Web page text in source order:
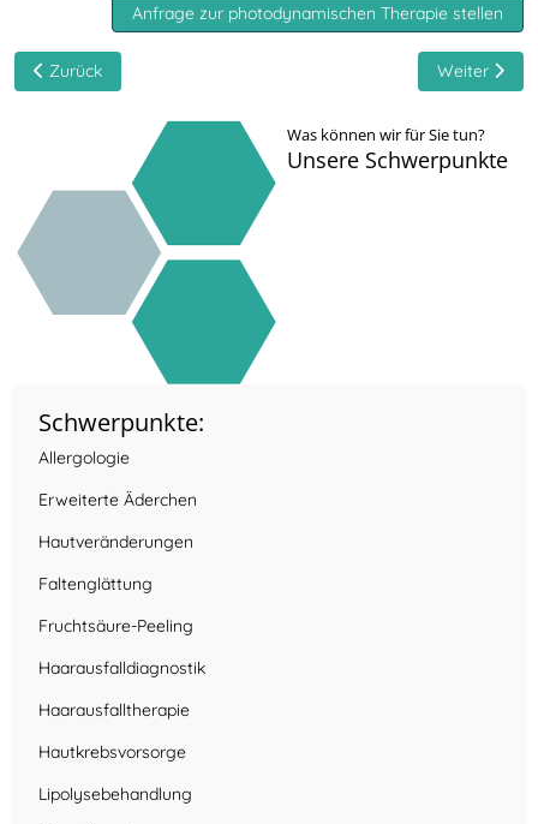
Anfrage zur photodynamischen Therapie stellen
Vorheriger Beitrag: Operative Dermatologie
Zurück Nächster
Weiter
Was können wir für Sie tun?
Unsere Schwerpunkte
Schwerpunkte:
Allergologie
Erweiterte Äderchen
Hautveränderungen
Faltenglättung
Fruchtsäure-Peeling
Haarausfalldiagnostik
Haarausfalltherapie
Hautkrebsvorsorge
Lipolysebehandlung